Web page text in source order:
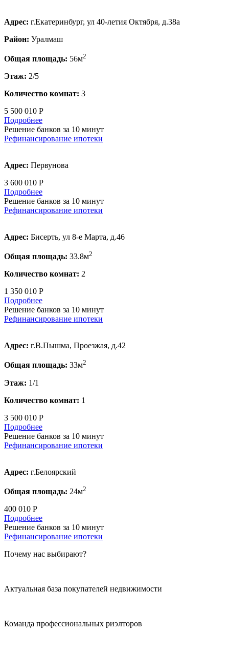
Адрес: г.Екатеринбург, ул 40-летия Октября, д.38а
Район: Уралмаш
Общая площадь: 56м2
Этаж: 2/5
Количество комнат: 3
5 500 010 Р
Подробнее
Решение банков за 10 минут
Рефинансирование ипотеки
Адрес: Первунова
3 600 010 Р
Подробнее
Решение банков за 10 минут
Рефинансирование ипотеки
Адрес: Бисерть, ул 8-е Марта, д.46
Общая площадь: 33.8м2
Количество комнат: 2
1 350 010 Р
Подробнее
Решение банков за 10 минут
Рефинансирование ипотеки
Адрес: г.В.Пышма, Проезжая, д.42
Общая площадь: 33м2
Этаж: 1/1
Количество комнат: 1
3 500 010 Р
Подробнее
Решение банков за 10 минут
Рефинансирование ипотеки
Адрес: г.Белоярский
Общая площадь: 24м2
400 010 Р
Подробнее
Решение банков за 10 минут
Рефинансирование ипотеки
Почему нас выбирают?
Актуальная база покупателей недвижимости
Команда профессиональных риэлторов